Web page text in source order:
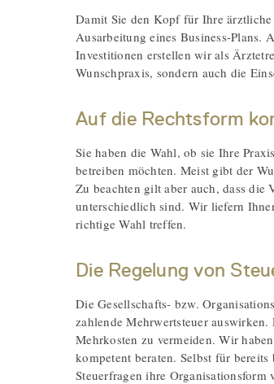
Damit Sie den Kopf für Ihre
Ausarbeitung eines Business-Plans.
Investitionen erstellen wir als
Wunschpraxis, sondern auch die
Auf die Rechtsform
Sie haben die Wahl, ob sie Ihre
betreiben möchten. Meist gibt der
Zu beachten gilt aber auch, dass die
unterschiedlich sind. Wir liefern
richtige Wahl treffen.
Die Regelung von
Die Gesellschafts- bzw.
zahlende Mehrwertsteuer
Mehrkosten zu vermeiden. Wir
kompetent beraten. Selbst für
Steuerfragen ihre Organisationsform